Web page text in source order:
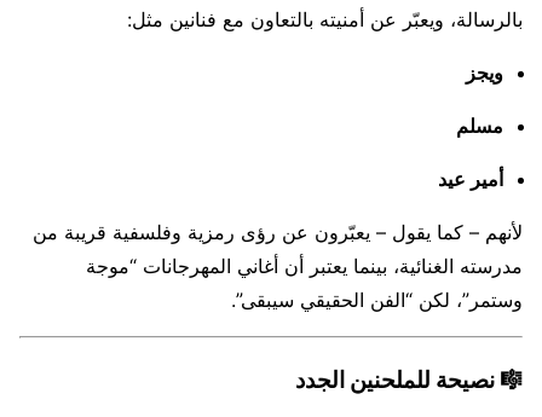
بالرسالة، ويعبّر عن أمنيته بالتعاون مع فنانين مثل:
ويجز
مسلم
أمير عيد
لأنهم – كما يقول – يعبّرون عن رؤى رمزية وفلسفية قريبة من
مدرسته الغنائية، بينما يعتبر أن أغاني المهرجانات “موجة
وستمر”، لكن “الفن الحقيقي سيبقى”.
🎼 نصيحة للملحنين الجدد